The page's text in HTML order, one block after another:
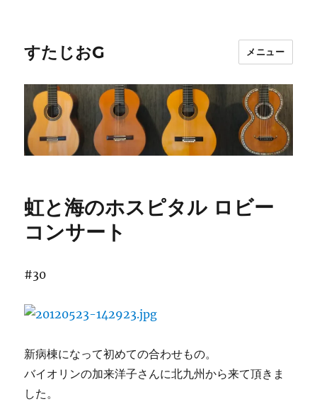
すたじおG メニュー
虹と海のホスピタル ロビー
コンサート
#30
新病棟になって初めての合わせもの。
バイオリンの加来洋子さんに北九州から来て頂きま
した。